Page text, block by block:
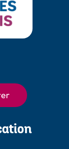
Guides Paris
Chiens Guides
- Chiens
Paris